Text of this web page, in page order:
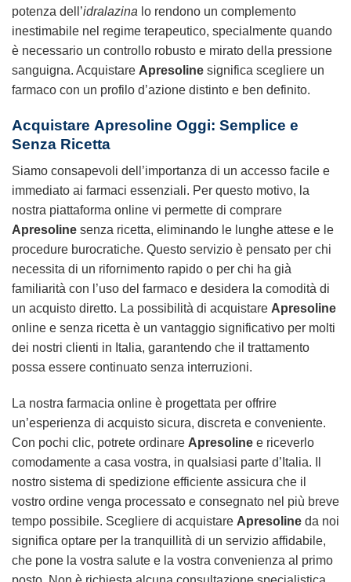
potenza dell’idralazina lo rendono un complemento
inestimabile nel regime terapeutico, specialmente quando
è necessario un controllo robusto e mirato della pressione
sanguigna. Acquistare Apresoline significa scegliere un
farmaco con un profilo d’azione distinto e ben definito.
Acquistare Apresoline Oggi: Semplice e
Senza Ricetta
Siamo consapevoli dell’importanza di un accesso facile e
immediato ai farmaci essenziali. Per questo motivo, la
nostra piattaforma online vi permette di comprare
Apresoline senza ricetta, eliminando le lunghe attese e le
procedure burocratiche. Questo servizio è pensato per chi
necessita di un rifornimento rapido o per chi ha già
familiarità con l’uso del farmaco e desidera la comodità di
un acquisto diretto. La possibilità di acquistare Apresoline
online e senza ricetta è un vantaggio significativo per molti
dei nostri clienti in Italia, garantendo che il trattamento
possa essere continuato senza interruzioni.
La nostra farmacia online è progettata per offrire
un’esperienza di acquisto sicura, discreta e conveniente.
Con pochi clic, potrete ordinare Apresoline e riceverlo
comodamente a casa vostra, in qualsiasi parte d’Italia. Il
nostro sistema di spedizione efficiente assicura che il
vostro ordine venga processato e consegnato nel più breve
tempo possibile. Scegliere di acquistare Apresoline da noi
significa optare per la tranquillità di un servizio affidabile,
che pone la vostra salute e la vostra convenienza al primo